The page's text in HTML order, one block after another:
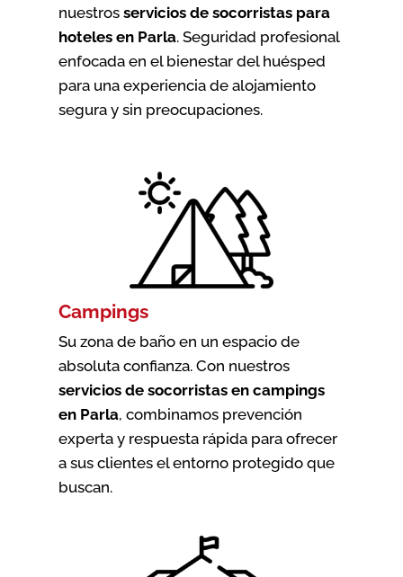
nuestros servicios de socorristas para
hoteles en Parla. Seguridad profesional
enfocada en el bienestar del huésped
para una experiencia de alojamiento
segura y sin preocupaciones.
Campings
Su zona de baño en un espacio de
absoluta confianza. Con nuestros
servicios de socorristas en campings
en Parla, combinamos prevención
experta y respuesta rápida para ofrecer
a sus clientes el entorno protegido que
buscan.